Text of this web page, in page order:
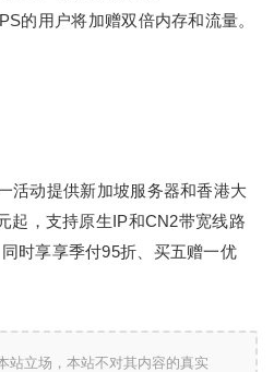
的用户将加赠双倍内存和流量。
活动提供新加坡服务器和香港大
起，支持原生IP和CN2带宽线路
时享享季付95折、买五赠一优
站立场，本站不对其内容的真实